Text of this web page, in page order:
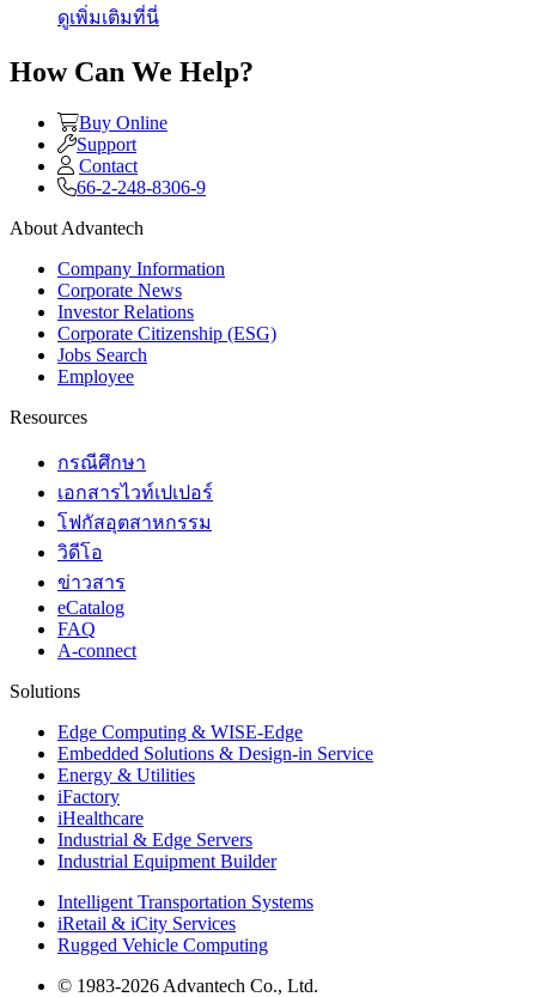
ดูเพิ่มเติมที่นี่
How Can We Help?
Buy Online
Support
Contact
66-2-248-8306-9
About Advantech
Company Information
Corporate News
Investor Relations
Corporate Citizenship (ESG)
Jobs Search
Employee
Resources
กรณีศึกษา
เอกสารไวท์เปเปอร์
โฟกัสอุตสาหกรรม
วิดีโอ
ข่าวสาร
eCatalog
FAQ
A-connect
Solutions
Edge Computing & WISE-Edge
Embedded Solutions & Design-in Service
Energy & Utilities
iFactory
iHealthcare
Industrial & Edge Servers
Industrial Equipment Builder
Intelligent Transportation Systems
iRetail & iCity Services
Rugged Vehicle Computing
© 1983-2026 Advantech Co., Ltd.